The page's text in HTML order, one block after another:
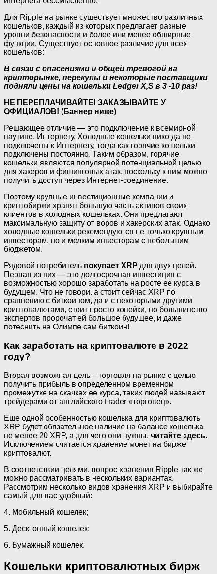
Для Ripple на рынке существует множество различных
кошельков, каждый из которых предлагает разные
уровни безопасности и более или менее обширные
функции. Существует основное различие для всех
кошельков:
В связи с опасениями и общей тревогой на
крипторынке, перекупы и некоторые поставщики
подняли цены на кошельки Ledger X,S в 3 -10 раз!
НЕ ПЕРЕПЛАЧИВАЙТЕ! ЗАКАЗЫВАЙТЕ У
ОФИЦИАЛОВ! (Баннер ниже)
Решающее отличие — это подключение к всемирной
паутине, Интернету. Холодные кошельки никогда не
подключены к Интернету, тогда как горячие кошельки
подключены постоянно. Таким образом, горячие
кошельки являются популярной потенциальной целью
для хакеров и фишинговых атак, поскольку к ним можно
получить доступ через Интернет-соединение.
Поэтому крупные инвестиционные компании и
криптобиржи хранят большую часть активов своих
клиентов в холодных кошельках. Они предлагают
максимальную защиту от воров и хакерских атак. Однако
холодные кошельки рекомендуются не только крупным
инвесторам, но и мелким инвесторам с небольшим
бюджетом.
Рядовой потребитель покупает XRP для двух целей.
Первая из них — это долгосрочная инвестиция с
возможностью хорошо заработать на росте ее курса в
будущем. Что не говори, а стоит сейчас XRP по
сравнению с биткоином, да и с некоторыми другими
криптовалютами, стоит просто копейки, но большинство
экспертов пророчат ей большое будущее, и даже
потеснить на Олимпе сам биткоин!
Как заработать на криптовалюте в 2022
году?
Вторая возможная цель – торговля на рынке с целью
получить прибыль в определенном временном
промежутке на скачках ее курса, таких людей называют
трейдерами от английского t rader «торговец».
Еще одной особенностью кошелька для криптовалюты
XRP будет обязательное наличие на балансе кошелька
не менее 20 XRP, а для чего они нужны, читайте здесь.
Исключением считается хранение монет на бирже
криптовалют.
В соответствии целями, вопрос хранения Ripple так же
можно рассматривать в нескольких вариантах.
Рассмотрим несколько видов хранения XRP и выбирайте
самый для вас удобный:
4. Мобильный кошелек;
5. Десктопный кошелек;
6. Бумажный кошелек.
Кошельки криптовалютных бирж